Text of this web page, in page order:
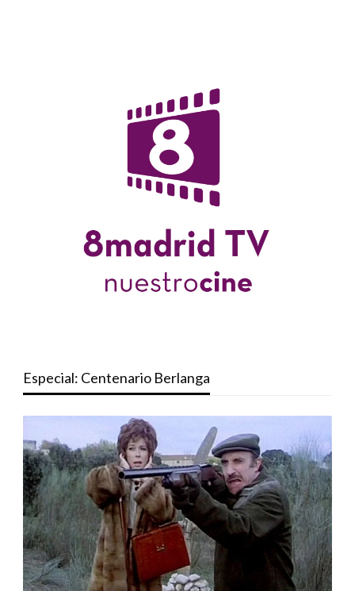
Especial: Centenario Berlanga